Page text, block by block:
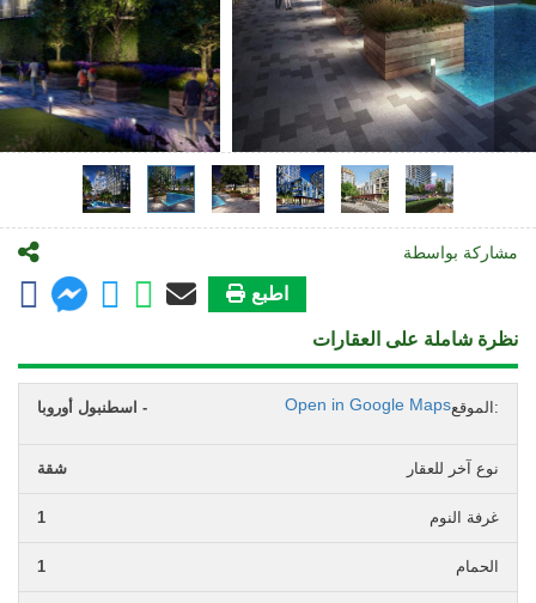
مشاركة بواسطة
اطبع
نظرة شاملة على العقارات
الموقع: اسطنبول أوروبا - Open in Google Maps
نوع آخر للعقار شقة
غرفة النوم 1
الحمام 1